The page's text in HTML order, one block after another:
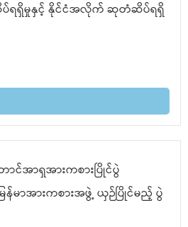
ရရှိမှုနှင့် နိုင်ငံအလိုက် ဆုတံဆိပ်ရရှိ
ာင်အာရှအားကစားပြိုင်ပွဲ
န်မာအားကစားအဖွဲ့ ယှဉ်ပြိုင်မည့် ပွဲ